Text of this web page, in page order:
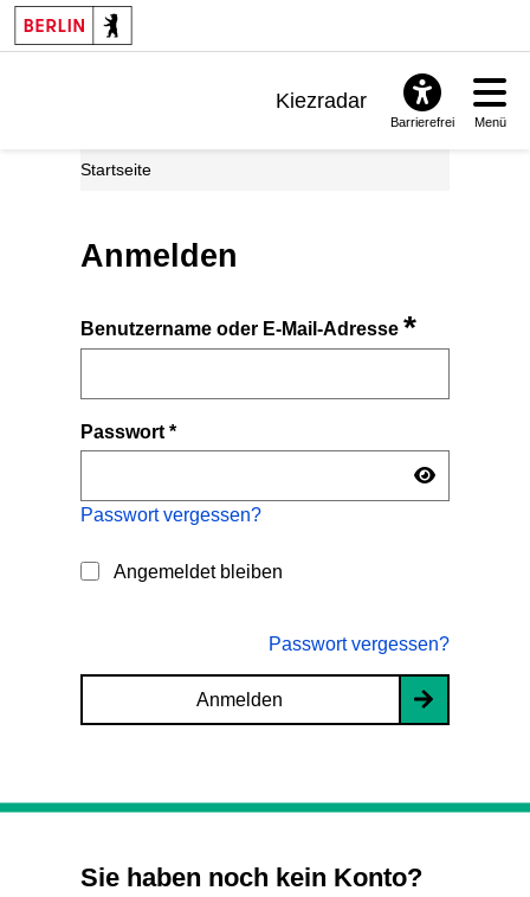
Kiezradar
Barrierefrei Menü
Startseite
Anmelden
Benutzername oder E-Mail-Adresse*
Passwort*
Passwort vergessen?
Angemeldet bleiben
Passwort vergessen?
Anmelden
Sie haben noch kein Konto?